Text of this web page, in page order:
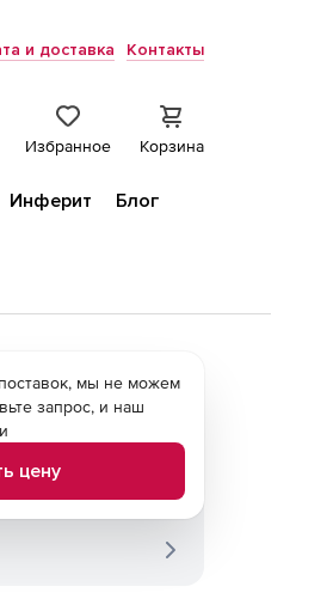
и доставка Контакты
Избранное Корзина
Инферит
Блог
мы не можем
запрос, и наш
цену